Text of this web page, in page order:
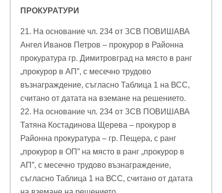
ПРОКУРАТУРИ
21. На основание чл. 234 от ЗСВ ПОВИШАВА
Ангел Иванов Петров – прокурор в Районна
прокуратура гр. Димитровград на място в ранг
„прокурор в АП”, с месечно трудово
възнаграждение, съгласно Таблица 1 на ВСС,
считано от датата на вземане на решението.
22. На основание чл. 234 от ЗСВ ПОВИШАВА
Татяна Костадинова Щерева – прокурор в
Районна прокуратура – гр. Пещера, с ранг
„прокурор в ОП” на място в ранг „прокурор в
АП”, с месечно трудово възнаграждение,
съгласно Таблица 1 на ВСС, считано от датата